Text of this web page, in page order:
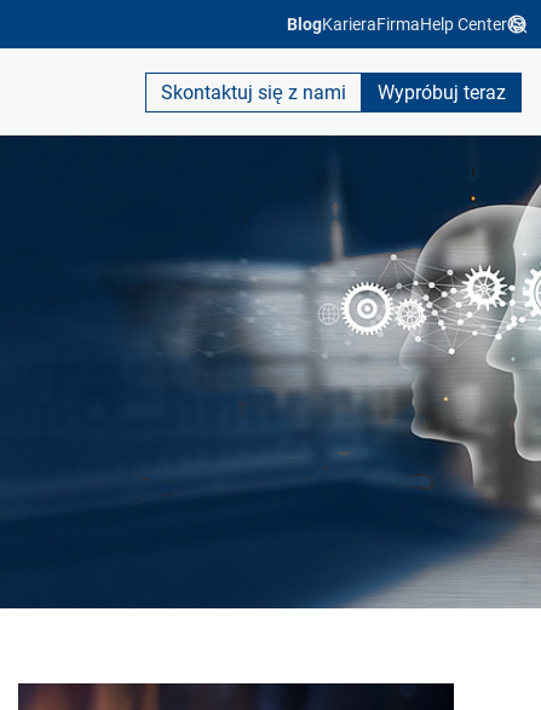
BlogKarieraFirmaHelp Center
Skontaktuj się z nami Wypróbuj teraz